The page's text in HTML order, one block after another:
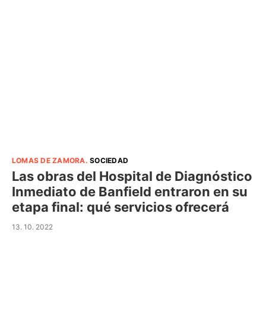
LOMAS DE ZAMORA.SOCIEDAD
Las obras del Hospital de Diagnóstico
Inmediato de Banfield entraron en su
etapa final: qué servicios ofrecerá
13. 10. 2022